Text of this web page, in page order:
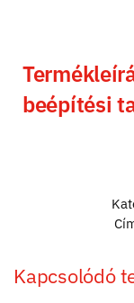
beépítési
Kapcsolódó